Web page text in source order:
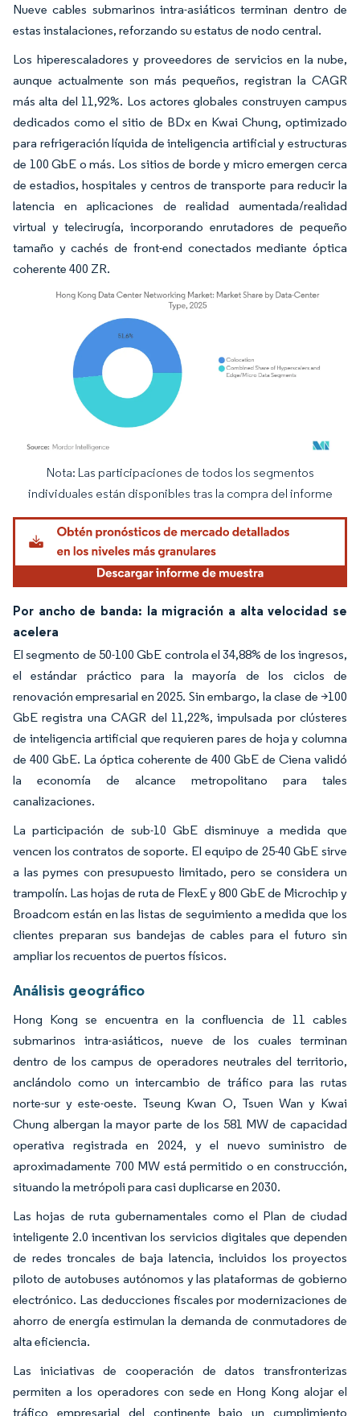
Nueve cables submarinos intra-asiáticos terminan dentro de
estas instalaciones, reforzando su estatus de nodo central.
Los hiperescaladores y proveedores de servicios en la nube,
aunque actualmente son más pequeños, registran la CAGR
más alta del 11,92%. Los actores globales construyen campus
dedicados como el sitio de BDx en Kwai Chung, optimizado
para refrigeración líquida de inteligencia artificial y estructuras
de 100 GbE o más. Los sitios de borde y micro emergen cerca
de estadios, hospitales y centros de transporte para reducir la
latencia en aplicaciones de realidad aumentada/realidad
virtual y telecirugía, incorporando enrutadores de pequeño
tamaño y cachés de front-end conectados mediante óptica
coherente 400 ZR.
Imagen © Mordor Intelligence. El uso requiere atribución según CC BY 4.0.
Nota: Las participaciones de todos los segmentos
individuales están disponibles tras la compra del informe
Por ancho de banda: la migración a alta velocidad se
acelera
El segmento de 50-100 GbE controla el 34,88% de los ingresos,
el estándar práctico para la mayoría de los ciclos de
renovación empresarial en 2025. Sin embargo, la clase de >100
GbE registra una CAGR del 11,22%, impulsada por clústeres
de inteligencia artificial que requieren pares de hoja y columna
de 400 GbE. La óptica coherente de 400 GbE de Ciena validó
la economía de alcance metropolitano para tales
canalizaciones.
La participación de sub-10 GbE disminuye a medida que
vencen los contratos de soporte. El equipo de 25-40 GbE sirve
a las pymes con presupuesto limitado, pero se considera un
trampolín. Las hojas de ruta de FlexE y 800 GbE de Microchip y
Broadcom están en las listas de seguimiento a medida que los
clientes preparan sus bandejas de cables para el futuro sin
ampliar los recuentos de puertos físicos.
Análisis geográfico
Hong Kong se encuentra en la confluencia de 11 cables
submarinos intra-asiáticos, nueve de los cuales terminan
dentro de los campus de operadores neutrales del territorio,
anclándolo como un intercambio de tráfico para las rutas
norte-sur y este-oeste. Tseung Kwan O, Tsuen Wan y Kwai
Chung albergan la mayor parte de los 581 MW de capacidad
operativa registrada en 2024, y el nuevo suministro de
aproximadamente 700 MW está permitido o en construcción,
situando la metrópoli para casi duplicarse en 2030.
Las hojas de ruta gubernamentales como el Plan de ciudad
inteligente 2.0 incentivan los servicios digitales que dependen
de redes troncales de baja latencia, incluidos los proyectos
piloto de autobuses autónomos y las plataformas de gobierno
electrónico. Las deducciones fiscales por modernizaciones de
ahorro de energía estimulan la demanda de conmutadores de
alta eficiencia.
Las iniciativas de cooperación de datos transfronterizas
permiten a los operadores con sede en Hong Kong alojar el
tráfico empresarial del continente bajo un cumplimiento